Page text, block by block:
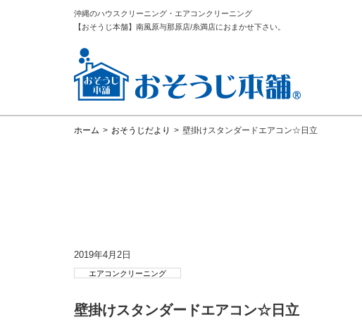
沖縄のハウスクリーニング・エアコンクリーニング
【おそうじ本舗】南風原与那原店/糸満店におまかせ下さい。
ホーム > おそうじだより > 壁掛けスタンダードエアコン☆日立
2019年4月2日
エアコンクリーニング
壁掛けスタンダードエアコン☆日立